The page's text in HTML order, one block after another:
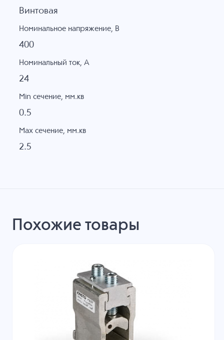
Винтовая
Номинальное напряжение, B
400
Номинальный ток, А
24
Min сечение, мм.кв
0.5
Max сечение, мм.кв
2.5
Похожие товары